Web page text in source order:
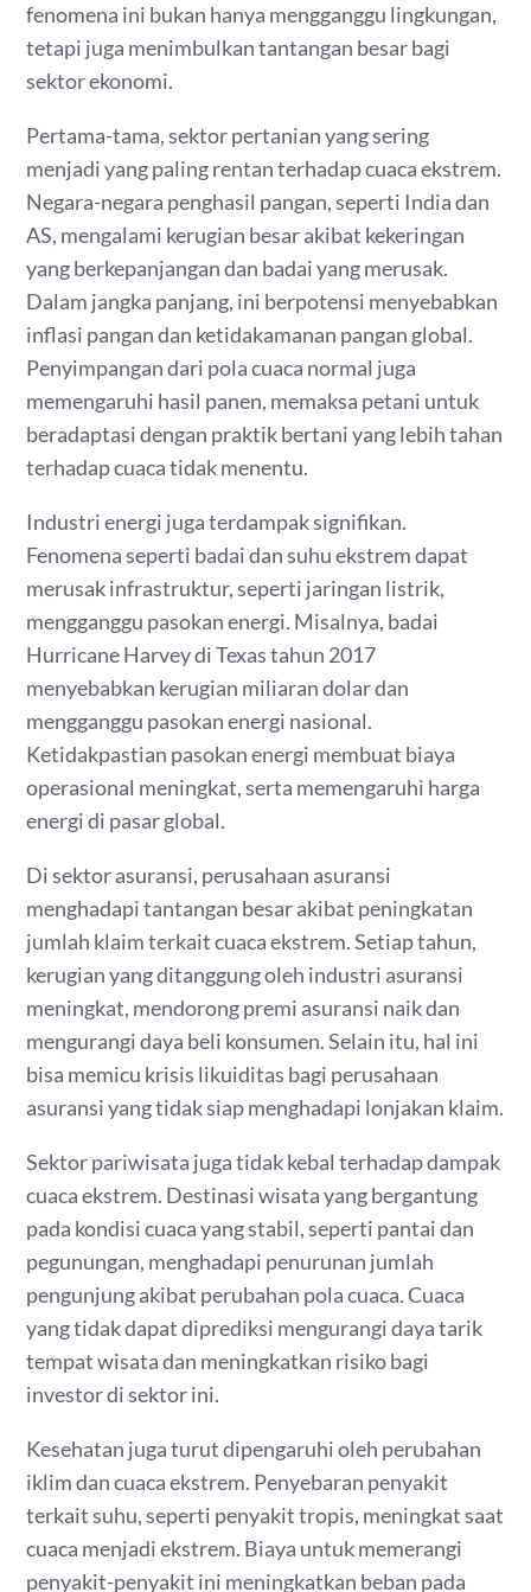
fenomena ini bukan hanya mengganggu lingkungan,
tetapi juga menimbulkan tantangan besar bagi
sektor ekonomi.
Pertama-tama, sektor pertanian yang sering
menjadi yang paling rentan terhadap cuaca ekstrem.
Negara-negara penghasil pangan, seperti India dan
AS, mengalami kerugian besar akibat kekeringan
yang berkepanjangan dan badai yang merusak.
Dalam jangka panjang, ini berpotensi menyebabkan
inflasi pangan dan ketidakamanan pangan global.
Penyimpangan dari pola cuaca normal juga
memengaruhi hasil panen, memaksa petani untuk
beradaptasi dengan praktik bertani yang lebih tahan
terhadap cuaca tidak menentu.
Industri energi juga terdampak signifikan.
Fenomena seperti badai dan suhu ekstrem dapat
merusak infrastruktur, seperti jaringan listrik,
mengganggu pasokan energi. Misalnya, badai
Hurricane Harvey di Texas tahun 2017
menyebabkan kerugian miliaran dolar dan
mengganggu pasokan energi nasional.
Ketidakpastian pasokan energi membuat biaya
operasional meningkat, serta memengaruhi harga
energi di pasar global.
Di sektor asuransi, perusahaan asuransi
menghadapi tantangan besar akibat peningkatan
jumlah klaim terkait cuaca ekstrem. Setiap tahun,
kerugian yang ditanggung oleh industri asuransi
meningkat, mendorong premi asuransi naik dan
mengurangi daya beli konsumen. Selain itu, hal ini
bisa memicu krisis likuiditas bagi perusahaan
asuransi yang tidak siap menghadapi lonjakan klaim.
Sektor pariwisata juga tidak kebal terhadap dampak
cuaca ekstrem. Destinasi wisata yang bergantung
pada kondisi cuaca yang stabil, seperti pantai dan
pegunungan, menghadapi penurunan jumlah
pengunjung akibat perubahan pola cuaca. Cuaca
yang tidak dapat diprediksi mengurangi daya tarik
tempat wisata dan meningkatkan risiko bagi
investor di sektor ini.
Kesehatan juga turut dipengaruhi oleh perubahan
iklim dan cuaca ekstrem. Penyebaran penyakit
terkait suhu, seperti penyakit tropis, meningkat saat
cuaca menjadi ekstrem. Biaya untuk memerangi
penyakit-penyakit ini meningkatkan beban pada